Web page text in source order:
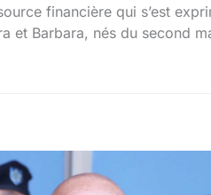
financière qui s’est
et Barbara, nés du second